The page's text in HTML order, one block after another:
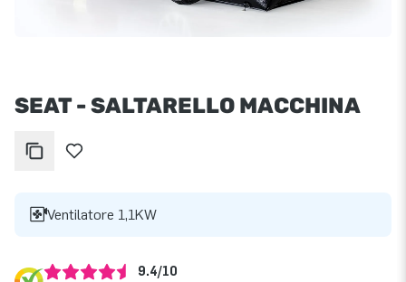
SEAT - SALTARELLO MACCHINA
Ventilatore 1,1KW
9.4/10